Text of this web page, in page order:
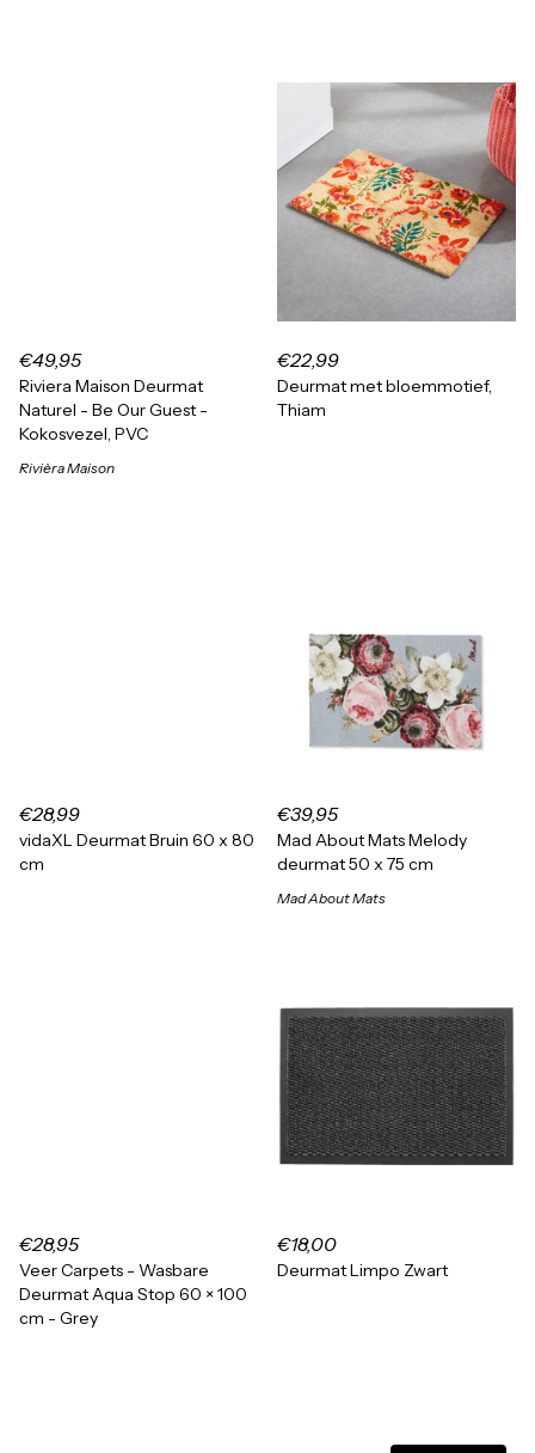
€49,95
Riviera Maison Deurmat
Naturel - Be Our Guest -
Kokosvezel, PVC
Rivièra Maison
€22,99
Deurmat met bloemmotief,
Thiam
€28,99
vidaXL Deurmat Bruin 60 x 80
cm
€39,95
Mad About Mats Melody
deurmat 50 x 75 cm
Mad About Mats
€28,95
Veer Carpets - Wasbare
Deurmat Aqua Stop 60 × 100
cm - Grey
€18,00
Deurmat Limpo Zwart